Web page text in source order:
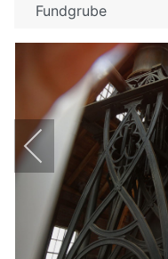
Fundgrube